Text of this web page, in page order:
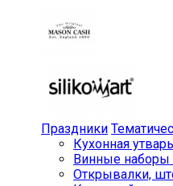
Праздники
Кухонная утварь
Винные наборы
Открывалки,